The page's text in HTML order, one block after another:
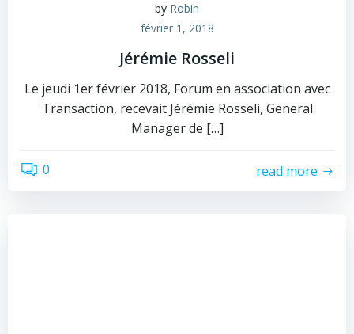
by Robin
février 1, 2018
Jérémie Rosseli
Le jeudi 1er février 2018, Forum en association avec
Transaction, recevait Jérémie Rosseli, General
Manager de […]
0 read more